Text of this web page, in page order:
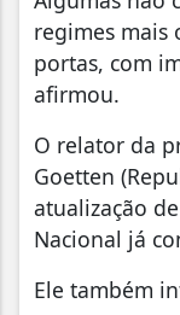
regimes mais
portas, com
afirmou.
O relator da
Goetten
atualização
Nacional já
Ele também